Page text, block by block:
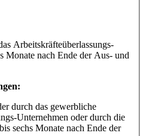
Arbeitskräfteüberlassungs-
Monate nach Ende der Aus- und
durch das gewerbliche
Unternehmen oder durch die
sechs Monate nach Ende der